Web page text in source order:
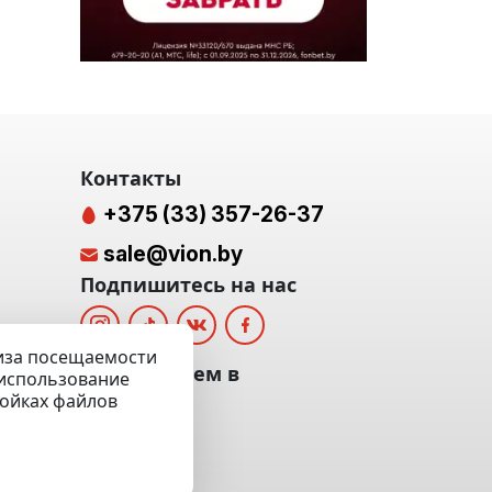
посещаемости
файлов
Контакты
+375 (33) 357-26-37
sale@vion.by
Подпишитесь на нас
Мы отвечаем в